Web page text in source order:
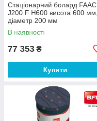
Стаціонарний болард FAAC
J200 F H600 висота 600 мм,
діаметр 200 мм
В наявності
77 353 ₴
Купити